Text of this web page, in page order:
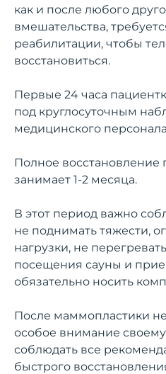
как и после любого
вмешательства,
реабилитации, чтобы
восстановиться.
Первые 24 часа
под круглосуточным
медицинского
Полное
занимает 1-2 месяца.
В этот период важно
не поднимать тяжести,
нагрузки, не
посещения сауны и
обязательно носить
После маммопластики
особое внимание
соблюдать все
быстрого